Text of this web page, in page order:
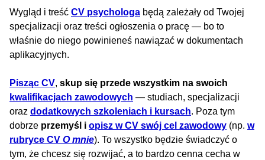
Wygląd i treść CV psychologa będą zależały od Twojej
specjalizacji oraz treści ogłoszenia o pracę — bo to
właśnie do niego powinieneś nawiązać w dokumentach
aplikacyjnych.
Pisząc CV, skup się przede wszystkim na swoich
kwalifikacjach zawodowych — studiach, specjalizacji
oraz dodatkowych szkoleniach i kursach. Poza tym
dobrze przemyśl i opisz w CV swój cel zawodowy (np. w
rubryce CV O mnie). To wszystko będzie świadczyć o
tym, że chcesz się rozwijać, a to bardzo cenna cecha w